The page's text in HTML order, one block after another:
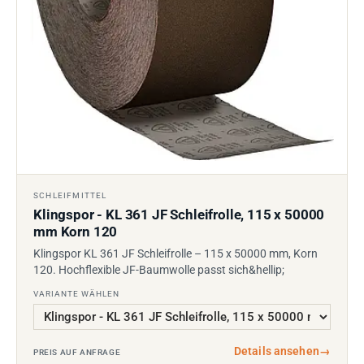
SCHLEIFMITTEL
Klingspor - KL 361 JF Schleifrolle, 115 x 50000
mm Korn 120
Klingspor KL 361 JF Schleifrolle – 115 x 50000 mm, Korn
120. Hochflexible JF-Baumwolle passt sich&hellip;
VARIANTE WÄHLEN
PREIS AUF ANFRAGE Details ansehen→